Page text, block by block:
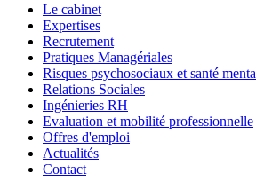
Le cabinet
Expertises
Recrutement
Pratiques Managériales
Risques psychosociaux et santé
Relations Sociales
Ingénieries RH
Evaluation et mobilité professionnelle
Offres d'emploi
Actualités
Contact